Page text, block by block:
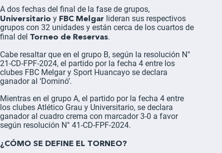
A dos fechas del final de la fase de grupos,
Universitario y FBC Melgar lideran sus respectivos
grupos con 32 unidades y están cerca de los cuartos de
final del Torneo de Reservas.
Cabe resaltar que en el grupo B, según la resolución N°
21-CD-FPF-2024, el partido por la fecha 4 entre los
clubes FBC Melgar y Sport Huancayo se declara
ganador al ‘Dominó’.
Mientras en el grupo A, el partido por la fecha 4 entre
los clubes Atlético Grau y Universitario, se declara
ganador al cuadro crema con marcador 3-0 a favor
según resolución N° 41-CD-FPF-2024.
¿CÓMO SE DEFINE EL TORNEO?